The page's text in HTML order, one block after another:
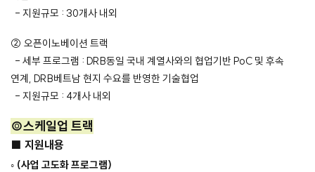
- 지원규모 : 30개사 내외
② 오픈이노베이션 트랙
- 세부 프로그램 : DRB동일 국내 계열사와의 협업기반 PoC 및 후속
연계, DRB베트남 현지 수요를 반영한 기술협업
- 지원규모 : 4개사 내외
◎스케일업 트랙
■ 지원내용
◦ (사업 고도화 프로그램)